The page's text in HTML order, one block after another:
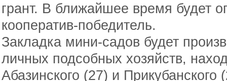
грант. В ближайшее время будет
кооператив-победитель.
Закладка мини-садов будет
личных подсобных хозяйств,
Абазинского (27) и